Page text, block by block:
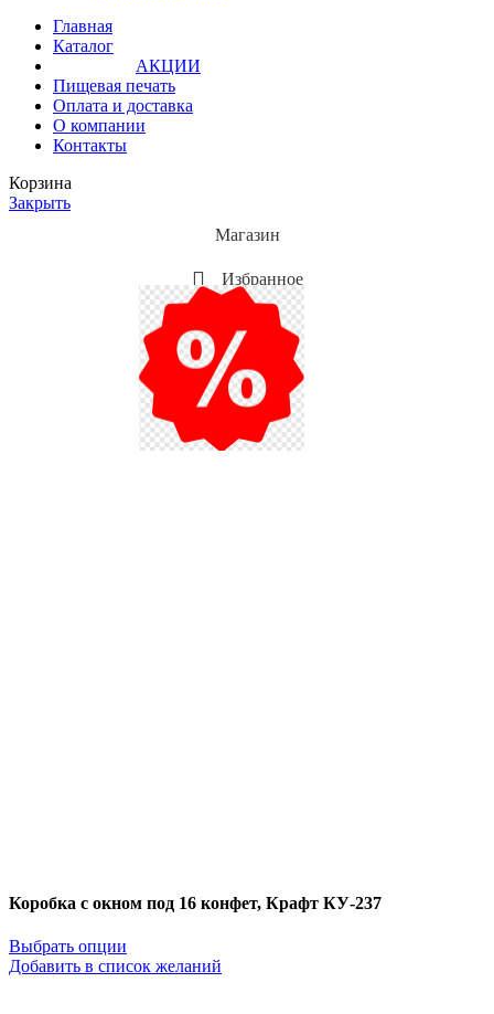
Главная
Каталог
АКЦИИ
Пищевая печать
Оплата и доставка
О компании
Контакты
Корзина
Закрыть
Магазин
Избранное
Мой аккаунт
Акции
Коробка с окном под 16 конфет, Крафт КУ-237
Выбрать опции
Добавить в список желаний